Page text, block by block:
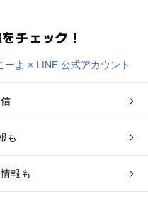
チェック！
も
報も